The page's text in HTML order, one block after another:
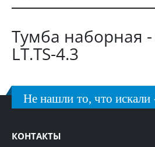
Тумба наборная
LT.TS-4.3
Не нашли то, что искали
КОНТАКТЫ